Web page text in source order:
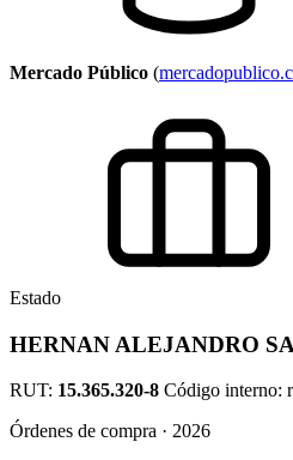
Mercado Público (
Estado
HERNAN ALEJANDRO
RUT: 15.365.320-8 Código interno:
Órdenes de compra · 2026